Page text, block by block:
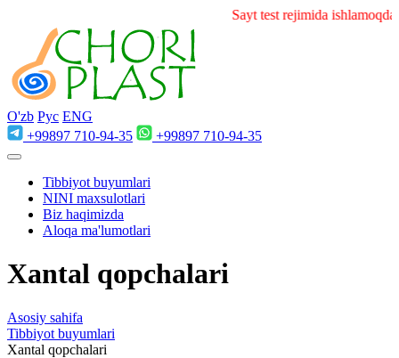
Sayt test rejimida ishlamoqda
O'zb Рус ENG
+99897 710-94-35
+99897 710-94-35
Tibbiyot buyumlari
NINI maxsulotlari
Biz haqimizda
Aloqa ma'lumotlari
Xantal qopchalari
Asosiy sahifa
Tibbiyot buyumlari
Xantal qopchalari